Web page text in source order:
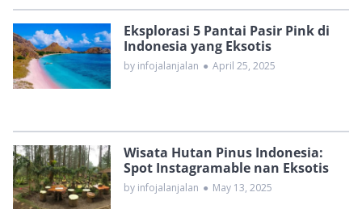
Eksplorasi 5 Pantai Pasir Pink di
Indonesia yang Eksotis
by infojalanjalan ● April 25, 2025
Wisata Hutan Pinus Indonesia:
Spot Instagramable nan Eksotis
by infojalanjalan ● May 13, 2025